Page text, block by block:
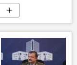
Դոնբասի պաշտպանություն. ՌԴ–ի ռազմական հատուկ գործողությունը Ուկրաինայում